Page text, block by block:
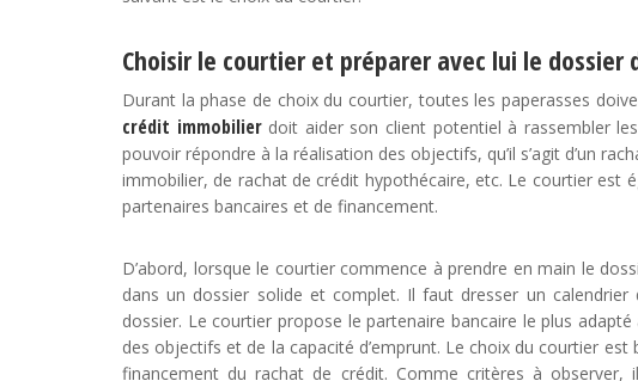
Choisir le courtier et préparer avec lui le dossier
Durant la phase de choix du courtier, toutes les paperasses
crédit immobilierdoit aider son client potentiel à rassembler
pouvoir répondre à la réalisation des objectifs, qu’il s’agit d’un
immobilier, de rachat de crédit hypothécaire, etc. Le courtier est
partenaires bancaires et de financement.
D’abord, lorsque le courtier commence à prendre en main le
dans un dossier solide et complet. Il faut dresser un calendrier
dossier. Le courtier propose le partenaire bancaire le plus
des objectifs et de la capacité d’emprunt. Le choix du courtier
financement du rachat de crédit. Comme critères à